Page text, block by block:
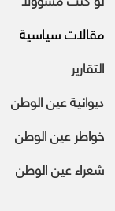
مقالات سياسية
التقارير
ديوانية عين الوطن
خواطر عين الوطن
شعراء عين الوطن